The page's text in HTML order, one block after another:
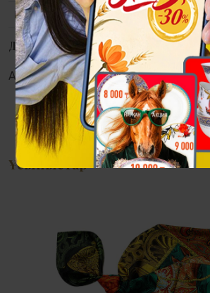
Қаптама
Сыйлық қаптама.
Дүкендерде қолжетімділік
Алматы: Астана: Атырау:
Ұсыныстар